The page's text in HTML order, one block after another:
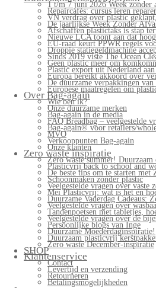
1 t/m 7 juni 2026 Week zonder
Repaircafés: cursus leren
VN verdrag over plastic
De jaarlijkse Week Zonder
Afschaffen plastictaks is stap
Nieuwe LCA toont aan dat
EU-raad keurt PPWR regels
Droppie statiegeldmachine
Sinds 2019 viste The Ocean
Geen plastic meer om
Plastic export uit Nederland aan
Europa bereikt akkoord over
De duurzame verpakkingen
Europese maatregelen om
Over Bag-again
Wie ben ik?
Onze duurzame merken
Bag-again in de media
FAQ Breadbag – veelgestelde
Bag-again® voor retailers/
MVO
Verkooppunten Bag-again
Onze klanten
Zero waste inspiratie
Zero waste summer!
Plasticvrij back to school and
De beste tips om te starten met
Schoonmaken zonder plastic
Veelgestelde vragen over
Mei Plasticvrij: wat is het en
Duurzame Vaderdag Cadeaus:
Veelgestelde vragen over
Tandenpoetsen met tabletjes,
Veelgestelde vragen over de
Persoonlijke blogs van Inge
Duurzame Moederdaginspiratie!
Duurzaam plasticvrij
Zero waste December-inspiratie
SHOP
Klantenservice
Contact
Levertijd en verzending
Retourneren
Betalingsmogelijkheden